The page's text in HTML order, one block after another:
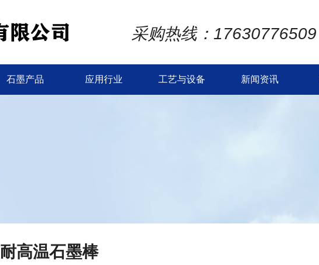
采购热线：17630776509
石墨产品 应用行业 工艺与设备 新闻资讯
耐高温石墨棒